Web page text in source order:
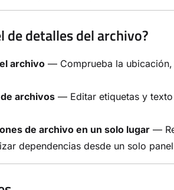
de detalles del archivo?
archivo — Comprueba la
archivos — Editar etiquetas y
de archivo en un solo lugar —
dependencias desde un solo